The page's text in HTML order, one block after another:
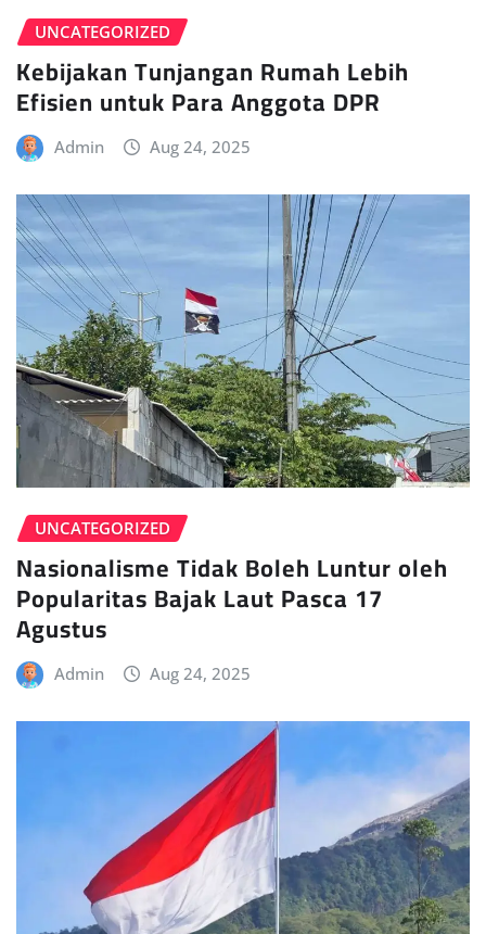
UNCATEGORIZED
Kebijakan Tunjangan Rumah Lebih
Efisien untuk Para Anggota DPR
Admin Aug 24, 2025
UNCATEGORIZED
Nasionalisme Tidak Boleh Luntur oleh
Popularitas Bajak Laut Pasca 17
Agustus
Admin Aug 24, 2025